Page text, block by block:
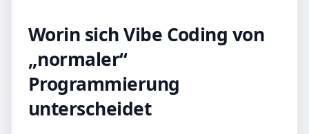
Worin sich Vibe Coding von
„normaler“
Programmierung
unterscheidet